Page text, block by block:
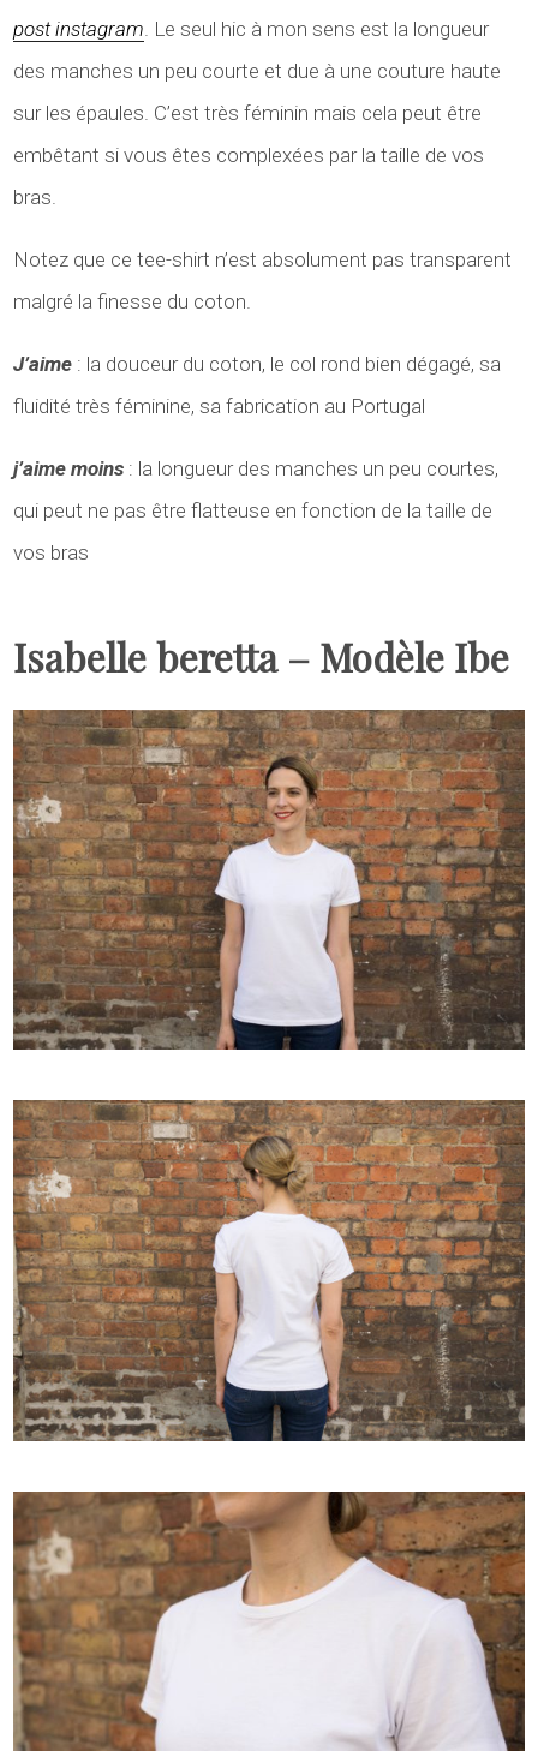
post instagram . Le seul hic à mon sens est la longueur
des manches un peu courte et due à une couture haute
sur les épaules. C’est très féminin mais cela peut être
embêtant si vous êtes complexées par la taille de vos
bras.
Notez que ce tee-shirt n’est absolument pas transparent
malgré la finesse du coton.
J’aime : la douceur du coton, le col rond bien dégagé, sa
fluidité très féminine, sa fabrication au Portugal
j’aime moins : la longueur des manches un peu courtes,
qui peut ne pas être flatteuse en fonction de la taille de
vos bras
Isabelle beretta – Modèle Ibe